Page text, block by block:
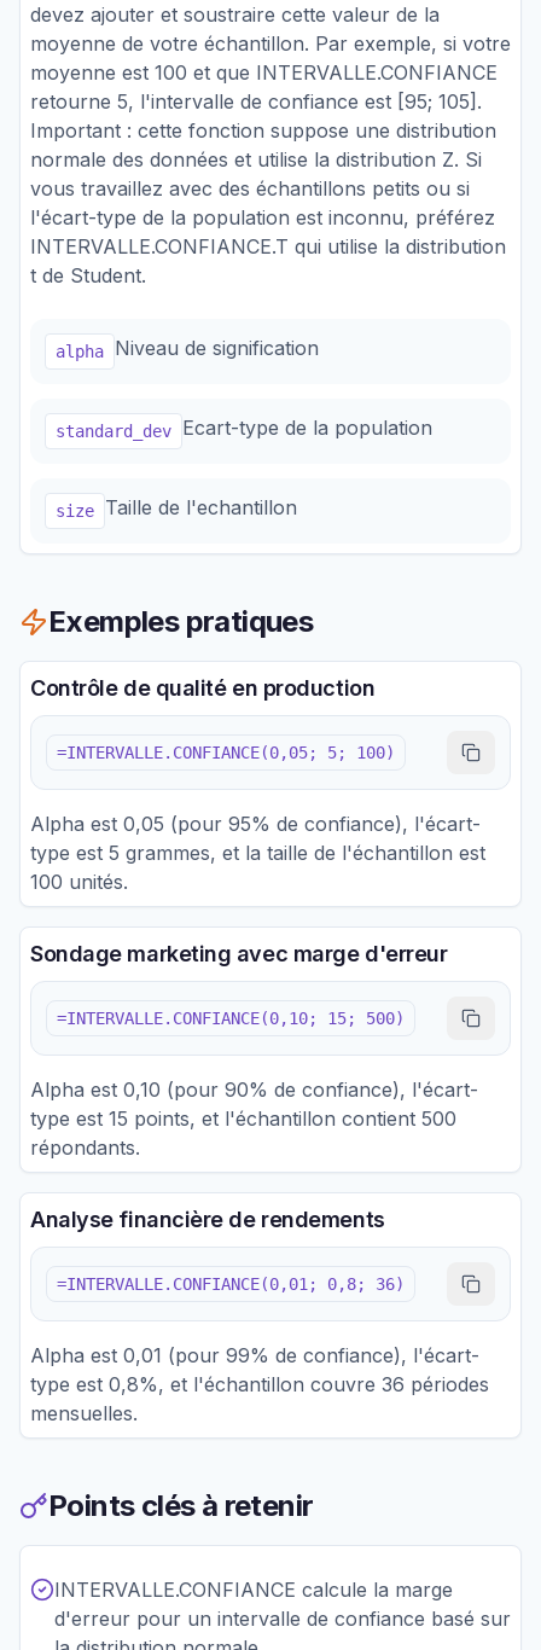
devez ajouter et soustraire cette valeur de la
moyenne de votre échantillon. Par exemple, si votre
moyenne est 100 et que INTERVALLE.CONFIANCE
retourne 5, l'intervalle de confiance est [95; 105].
Important : cette fonction suppose une distribution
normale des données et utilise la distribution Z. Si
vous travaillez avec des échantillons petits ou si
l'écart-type de la population est inconnu, préférez
INTERVALLE.CONFIANCE.T qui utilise la distribution
t de Student.
alpha Niveau de signification
standard_dev Ecart-type de la population
size Taille de l'echantillon
Exemples pratiques
Contrôle de qualité en production
=INTERVALLE.CONFIANCE(0,05; 5; 100)
Alpha est 0,05 (pour 95% de confiance), l'écart-
type est 5 grammes, et la taille de l'échantillon est
100 unités.
Sondage marketing avec marge d'erreur
=INTERVALLE.CONFIANCE(0,10; 15; 500)
Alpha est 0,10 (pour 90% de confiance), l'écart-
type est 15 points, et l'échantillon contient 500
répondants.
Analyse financière de rendements
=INTERVALLE.CONFIANCE(0,01; 0,8; 36)
Alpha est 0,01 (pour 99% de confiance), l'écart-
type est 0,8%, et l'échantillon couvre 36 périodes
mensuelles.
Points clés à retenir
INTERVALLE.CONFIANCE calcule la marge
d'erreur pour un intervalle de confiance basé sur